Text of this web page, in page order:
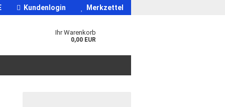
Kundenlogin Merkzettel
Ihr Warenkorb
0,00 EUR